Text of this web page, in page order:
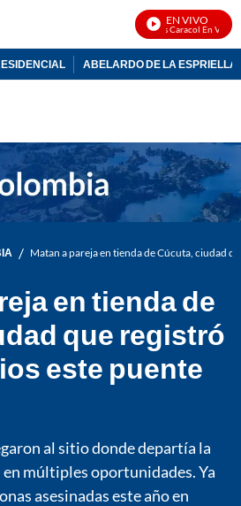
EN VIVO
Noticias Caracol En Vivo
ABELARDO DE LA ESPRIELLA
/ Matan a pareja en tienda de Cúcuta, ciudad
en tienda de
que registró
este puente
al sitio donde departía la
múltiples oportunidades. Ya
asesinadas este año en